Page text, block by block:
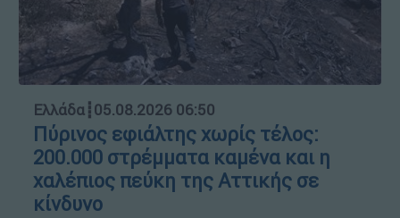
Ελλάδα┋05.08.2026 06:50
Πύρινος εφιάλτης χωρίς τέλος:
200.000 στρέμματα καμένα και η
χαλέπιος πεύκη της Αττικής σε
κίνδυνο